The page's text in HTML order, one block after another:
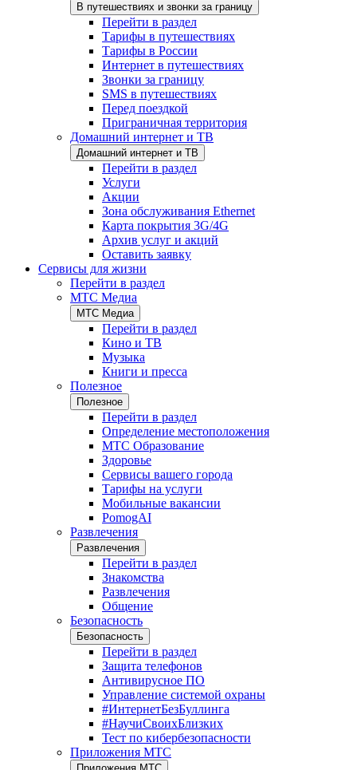
В путешествиях и звонки за границу
Перейти в раздел
Тарифы в путешествиях
Тарифы в России
Интернет в путешествиях
Звонки за границу
SMS в путешествиях
Перед поездкой
Приграничная территория
Домашний интернет и ТВ
Домашний интернет и ТВ
Перейти в раздел
Услуги
Акции
Зона обслуживания Ethernet
Карта покрытия 3G/4G
Архив услуг и акций
Оставить заявку
Сервисы для жизни
Перейти в раздел
МТС Медиа
МТС Медиа
Перейти в раздел
Кино и ТВ
Музыка
Книги и пресса
Полезное
Полезное
Перейти в раздел
Определение местоположения
МТС Образование
Здоровье
Сервисы вашего города
Тарифы на услуги
Мобильные вакансии
PomogAI
Развлечения
Развлечения
Перейти в раздел
Знакомства
Развлечения
Общение
Безопасность
Безопасность
Перейти в раздел
Защита телефонов
Антивирусное ПО
Управление системой охраны
#ИнтернетБезБуллинга
#НаучиСвоихБлизких
Тест по кибербезопасности
Приложения МТС